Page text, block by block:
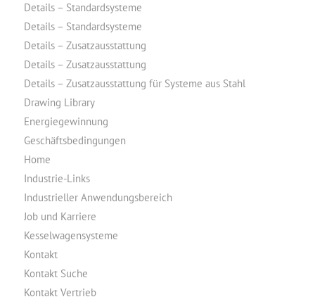
Details – Standardsysteme
Details – Standardsysteme
Details – Zusatzausstattung
Details – Zusatzausstattung
Details – Zusatzausstattung für Systeme aus Stahl
Drawing Library
Energiegewinnung
Geschäftsbedingungen
Home
Industrie-Links
Industrieller Anwendungsbereich
Job und Karriere
Kesselwagensysteme
Kontakt
Kontakt Suche
Kontakt Vertrieb